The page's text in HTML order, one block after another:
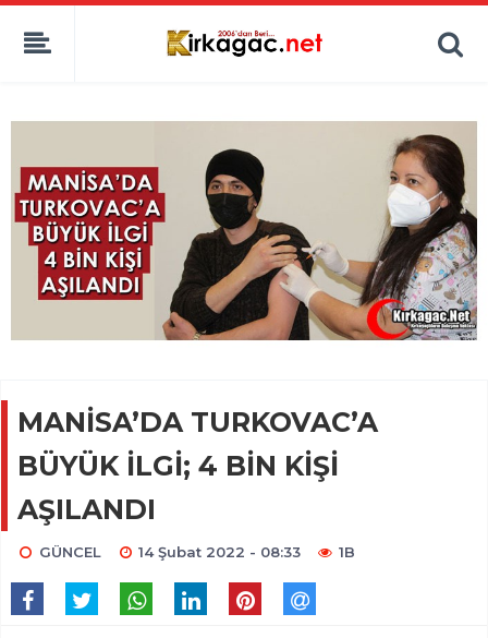
MANİSA’DA TURKOVAC’A
BÜYÜK İLGİ; 4 BİN KİŞİ
AŞILANDI
GÜNCEL 14 Şubat 2022 - 08:33 1B